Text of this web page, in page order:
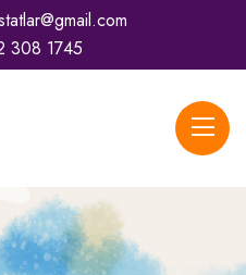
308 1745